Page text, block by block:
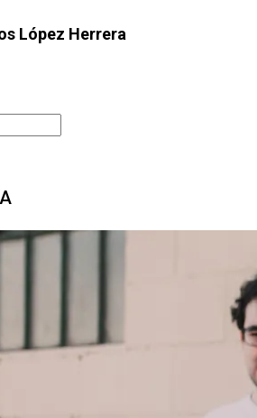
López Herrera